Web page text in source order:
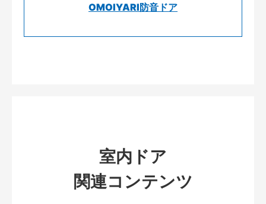
OMOIYARI防音ドア
室内ドア
関連コンテンツ